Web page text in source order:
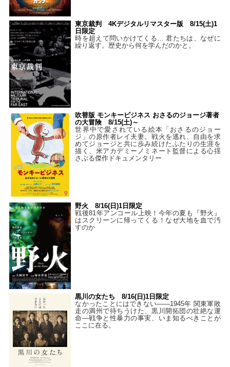
東京裁判 4Kデジタルリマスター版 8/15(土)1
日限定
時を超えて問いかけてくる… 君たちは、なぜに
繰り返す。歴史から何を学んだのかと。
吹替版 モンキービジネス おさるのジョージ著者
の大冒険 8/15(土)～
世界中で愛されている絵本「おさるのジョー
ジ」の原作者レイ夫妻。戦火を逃れ、自由を求
めてジョージと共に歩み続けたふたりの生涯を
描く、米アカデミーノミネート監督による心揺
さぶる傑作ドキュメンタリー
野火 8/16(日)1日限定
戦後81年アンコール上映！今年の夏も『野火』
はスクリーンに帰ってくる！なぜ大地を血で汚
すのか
黒川の女たち 8/16(日)1日限定
なかったことにはできない——1945年 関東軍敗
走の満州で待ちうけた、黒川開拓団の壮絶な運
命―戦争と性暴力の事実、いま知るべきことが
ここに在る。